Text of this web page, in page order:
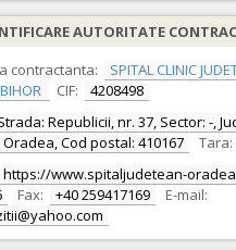
AUTORITATE
contractanta:
SPITAL CLINIC
CIF:
4208498
Republicii, nr. 37, Sector: -,
Cod postal: 410167
Tara:
https://www.spitaljudetean-
Fax: +40 259417169
E-mail: